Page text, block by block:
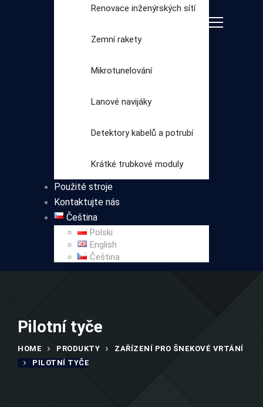
Renovace inženýrských sítí
Zemní rakety
Mikrotunelování
Lanové navijáky
Detektory kabelů a potrubí
Krátké trubkové moduly
Vyberte
kategorii
Použité stroje
Kontaktujte nás
Čeština
Polski
English
Čeština
Pilotní tyče
HOME PRODUKTY
ZAŘÍZENÍ PRO ŠNEKOVÉ VRTÁNÍ
PILOTNÍ TYČE